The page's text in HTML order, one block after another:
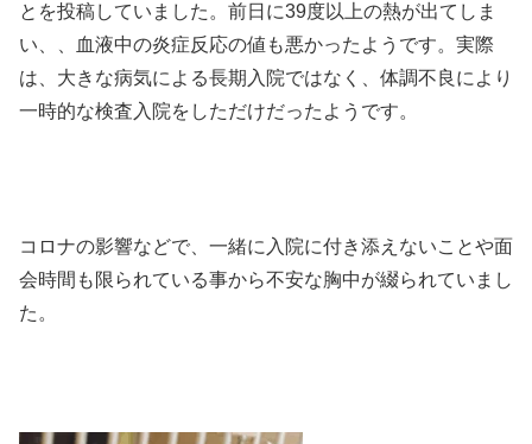
とを投稿していました。前日に39度以上の熱が出てしま
い、、血液中の炎症反応の値も悪かったようです。実際
は、大きな病気による長期入院ではなく、体調不良により
一時的な検査入院をしただけだったようです。
コロナの影響などで、一緒に入院に付き添えないことや面
会時間も限られている事から不安な胸中が綴られていまし
た。